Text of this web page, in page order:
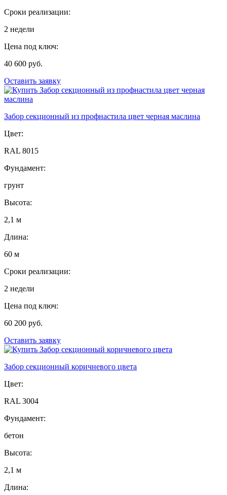
Сроки реализации:
2 недели
Цена под ключ:
40 600 руб.
Оставить заявку
Забор секционный из профнастила цвет черная маслина
Цвет:
RAL 8015
Фундамент:
грунт
Высота:
2,1 м
Длина:
60 м
Сроки реализации:
2 недели
Цена под ключ:
60 200 руб.
Оставить заявку
Забор секционный коричневого цвета
Цвет:
RAL 3004
Фундамент:
бетон
Высота:
2,1 м
Длина: